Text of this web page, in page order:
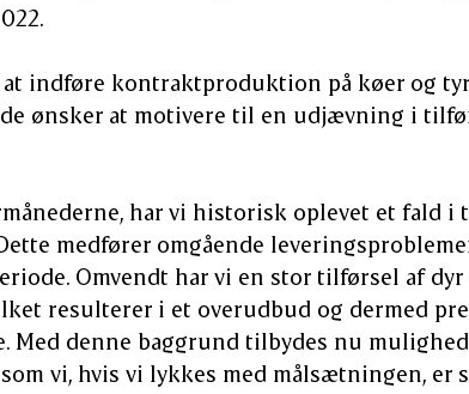
indføre kontraktproduktion på køer og
ønsker at motivere til en udjævning i
har vi historisk oplevet et fald i
medfører omgående
Omvendt har vi en stor tilførsel af dyr
resulterer i et overudbud og dermed
Med denne baggrund tilbydes nu
vi, hvis vi lykkes med målsætningen, er